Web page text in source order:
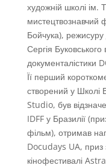
художній школі ім.
мистецтвознавчий
Бойчука), режисуру
Сергія Буковського
документалістики
Її перший
створений у
Studio, був
IDFF у Бразилії
фільм), отримав
Docudays UA,
кінофестивалі